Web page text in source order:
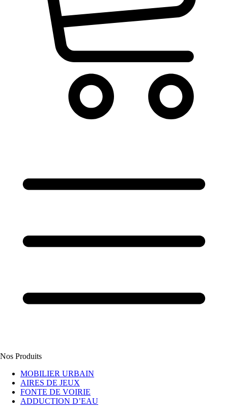
Nos Produits
MOBILIER URBAIN
AIRES DE JEUX
FONTE DE VOIRIE
ADDUCTION D’EAU